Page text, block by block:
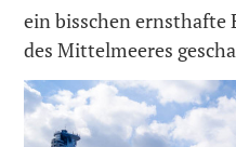
ein bisschen ernsthafte
des Mittelmeeres